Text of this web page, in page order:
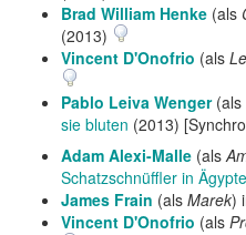
Brad William Henke (als
(2013)
Vincent D'Onofrio (als
Pablo Leiva Wenger(als
sie bluten (2013)
Adam Alexi-Malle (als
Schatzschnüffler in
James Frain (als Marek)
Vincent D'Onofrio (als